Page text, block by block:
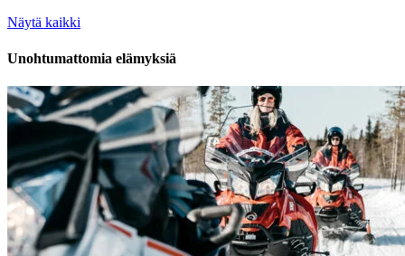
Näytä kaikki
Unohtumattomia elämyksiä